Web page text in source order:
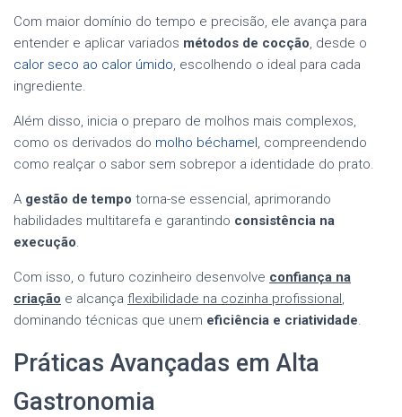
Com maior domínio do tempo e precisão, ele avança para
entender e aplicar variados métodos de cocção, desde o
calor seco ao calor úmido, escolhendo o ideal para cada
ingrediente.
Além disso, inicia o preparo de molhos mais complexos,
como os derivados do molho béchamel, compreendendo
como realçar o sabor sem sobrepor a identidade do prato.
A gestão de tempo torna-se essencial, aprimorando
habilidades multitarefa e garantindo consistência na
execução.
Com isso, o futuro cozinheiro desenvolve confiança na
criação e alcança flexibilidade na cozinha profissional,
dominando técnicas que unem eficiência e criatividade.
Práticas Avançadas em Alta
Gastronomia